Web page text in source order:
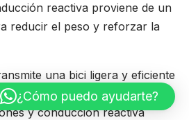
reactiva proviene de un
reducir el peso y reforzar la
una bici ligera y eficiente
instantánea,
y conducción reactiva
¿Cómo puedo ayudarte?